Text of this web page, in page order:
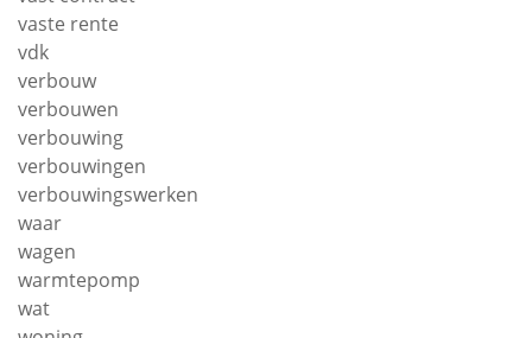
vaste rente
vdk
verbouw
verbouwen
verbouwing
verbouwingen
verbouwingswerken
waar
wagen
warmtepomp
wat